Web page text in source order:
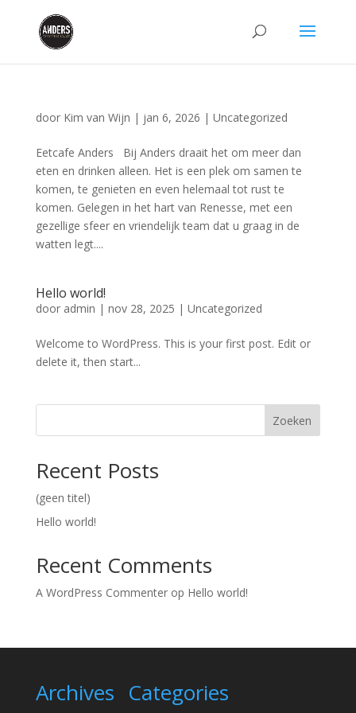
door Kim van Wijn | jan 6, 2026 | Uncategorized
Eetcafe Anders Bij Anders draait het om meer dan
eten en drinken alleen. Het is een plek om samen te
komen, te genieten en even helemaal tot rust te
komen. Gelegen in het hart van Renesse, met een
gezellige sfeer en vriendelijk team dat u graag in de
watten legt....
Hello world!
door admin | nov 28, 2025 | Uncategorized
Welcome to WordPress. This is your first post. Edit or
delete it, then start...
Zoeken
Recent Posts
(geen titel)
Hello world!
Recent Comments
A WordPress Commenterop Hello world!
Archives Categories